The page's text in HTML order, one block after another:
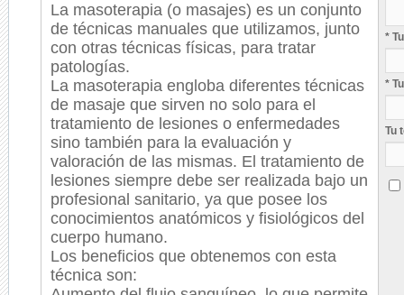
La masoterapia (o masajes) es un conjunto
de técnicas manuales que utilizamos, junto
con otras técnicas físicas, para tratar
patologías.
La masoterapia engloba diferentes técnicas
de masaje que sirven no solo para el
tratamiento de lesiones o enfermedades
sino también para la evaluación y
valoración de las mismas. El tratamiento de
lesiones siempre debe ser realizada bajo un
profesional sanitario, ya que posee los
conocimientos anatómicos y fisiológicos del
cuerpo humano.
Los beneficios que obtenemos con esta
técnica son:
*
*
Tu